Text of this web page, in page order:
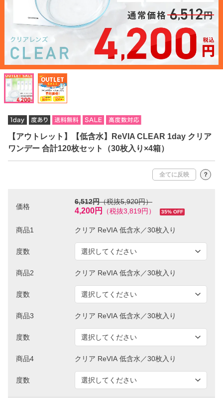
【アウトレット】【低含水】ReVIA CLEAR 1day クリア
ワンデー 合計120枚セット（30枚入り×4箱）
全てに反映 ？
価格
6,512円（税抜5,920円）
4,200円 （税抜3,819円） 35% OFF
商品1
度数
商品2
度数
商品3
度数
商品4
度数